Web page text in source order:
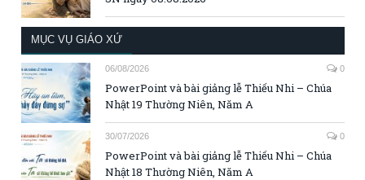
MỤC VỤ GIÁO XỨ
06/08/2026 0
PowerPoint và bài giảng lễ Thiếu Nhi – Chúa
Nhật 19 Thường Niên, Năm A
30/07/2026 0
PowerPoint và bài giảng lễ Thiếu Nhi – Chúa
Nhật 18 Thường Niên, Năm A